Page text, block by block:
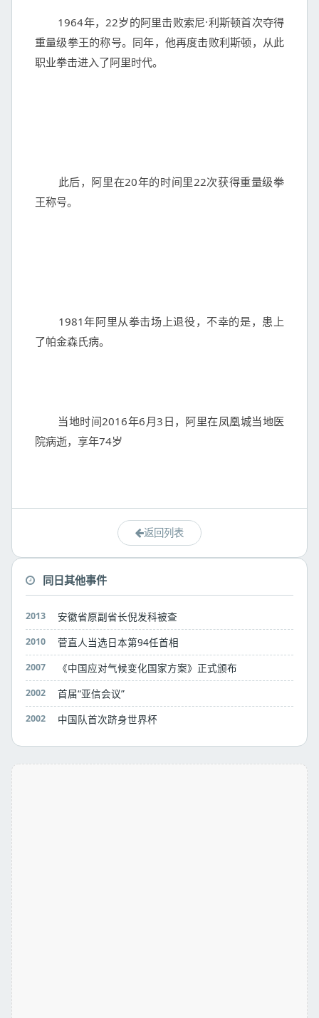
重量级拳王的称号。同年，他再度击败利斯顿，从此
职业拳击进入了阿里时代。
王称号。
了帕金森氏病。
院病逝，享年74岁
返回列表
同日其他事件
2013 安徽省原副省长倪发科被查
2010 菅直人当选日本第94任首相
2007 《中国应对气候变化国家方案》正式颁布
2002 首届“亚信会议”
2002 中国队首次跻身世界杯